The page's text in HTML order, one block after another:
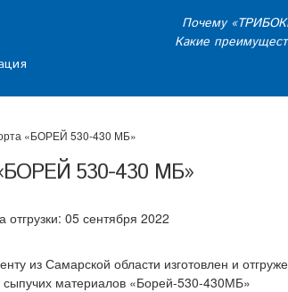
Почему
Какие
«БОРЕЙ 530-430 МБ»
530-430 МБ»
отгрузки: 05 сентября 2022
из Самарской области изготовлен и
сыпучих материалов «Борей-530-430МБ»